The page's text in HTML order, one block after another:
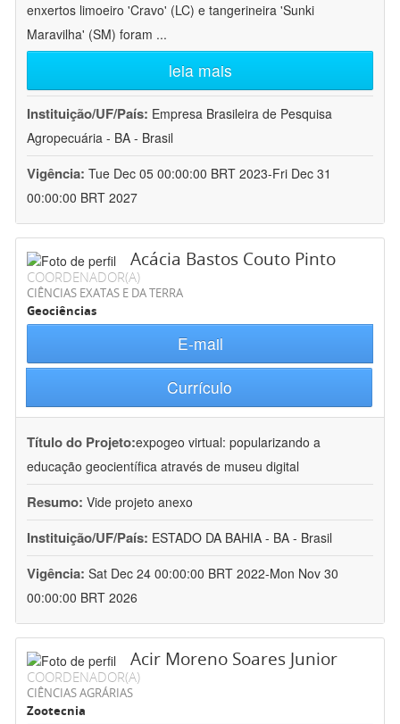
enxertos limoeiro 'Cravo' (LC) e tangerineira 'Sunki
Maravilha' (SM) foram ...
leia mais
Instituição/UF/País: Empresa Brasileira de Pesquisa
Agropecuária - BA - Brasil
Vigência: Tue Dec 05 00:00:00 BRT 2023-Fri Dec 31
00:00:00 BRT 2027
Acácia Bastos Couto Pinto
COORDENADOR(A)
CIÊNCIAS EXATAS E DA TERRA
Geociências
E-mail
Currículo
Título do Projeto:expogeo virtual: popularizando a
educação geocientífica através de museu digital
Resumo: Vide projeto anexo
Instituição/UF/País: ESTADO DA BAHIA - BA - Brasil
Vigência: Sat Dec 24 00:00:00 BRT 2022-Mon Nov 30
00:00:00 BRT 2026
Acir Moreno Soares Junior
COORDENADOR(A)
CIÊNCIAS AGRÁRIAS
Zootecnia